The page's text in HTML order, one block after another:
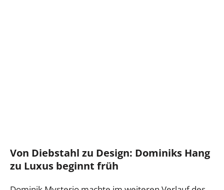
Von Diebstahl zu Design: Dominiks Hang
zu Luxus beginnt früh